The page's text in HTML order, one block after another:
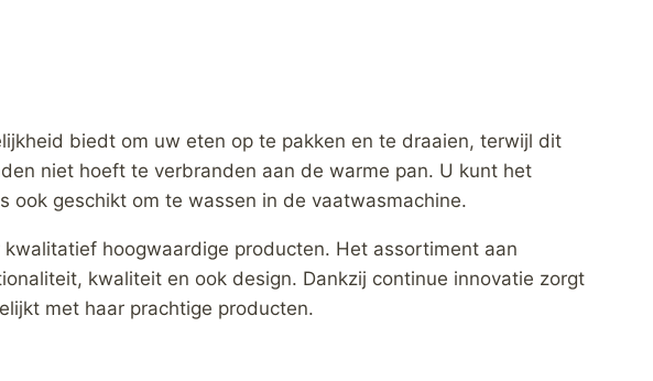
biedt om uw eten op te pakken en te draaien, terwijl dit
niet hoeft te verbranden aan de warme pan. U kunt het
ook geschikt om te wassen in de vaatwasmachine.
hoogwaardige producten. Het assortiment aan
kwaliteit en ook design. Dankzij continue innovatie zorgt
met haar prachtige producten.